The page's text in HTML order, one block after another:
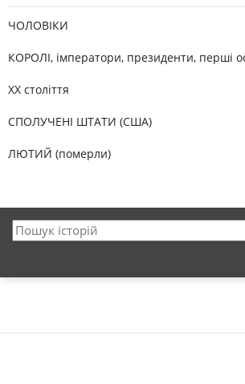
ЧОЛОВІКИ
КОРОЛІ, імператори, президенти, перші
XX століття
СПОЛУЧЕНІ ШТАТИ (США)
ЛЮТИЙ (померли)